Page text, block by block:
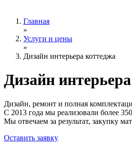
Главная
»
Услуги и цены
»
Дизайн интерьера коттеджа
Дизайн интерьера
Дизайн, ремонт и полная
С 2013 года мы реализовали более
Мы отвечаем за результат, закупку
Оставить заявку